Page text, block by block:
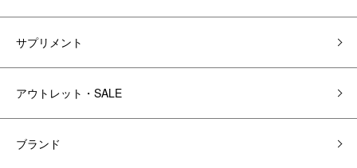
サプリメント
アウトレット・SALE
ブランド